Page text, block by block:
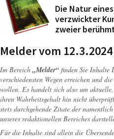
Die Natur
verzwickter
zweier
Melder vom 12.3.2024
Im Bereich „Melder“ finden Sie Inhalte
verschiedensten Wegen erreichen und
wollen. Es handelt sich also um
ihren Wahrheitsgehalt hin nicht
stets durchgehende Zitate der
unseres redaktionellen Bereiches
Für die Inhalte sind allein die